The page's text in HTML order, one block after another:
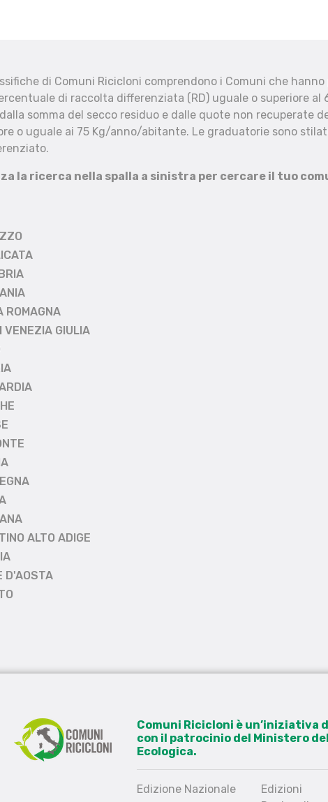
di Comuni Ricicloni comprendono i Comuni che
di raccolta differenziata (RD) uguale o superiore
somma del secco residuo e dalle quote non recuperate
o uguale ai 75 Kg/anno/abitante. Le graduatorie sono
la ricerca nella spalla a sinistra per cercare il tuo
ROMAGNA
VENEZIA GIULIA
ALTO ADIGE
D'AOSTA
Comuni Ricicloni è un’iniziativa
con il patrocinio del Ministero
Ecologica.
Edizione Nazionale
Edizioni